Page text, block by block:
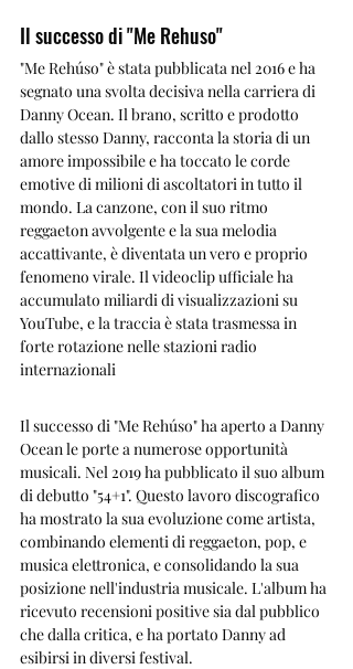
Il successo di "Me Rehuso"
"Me Rehúso" è stata pubblicata nel 2016 e ha
segnato una svolta decisiva nella carriera di
Danny Ocean. Il brano, scritto e prodotto
dallo stesso Danny, racconta la storia di un
amore impossibile e ha toccato le corde
emotive di milioni di ascoltatori in tutto il
mondo. La canzone, con il suo ritmo
reggaeton avvolgente e la sua melodia
accattivante, è diventata un vero e proprio
fenomeno virale. Il videoclip ufficiale ha
accumulato miliardi di visualizzazioni su
YouTube, e la traccia è stata trasmessa in
forte rotazione nelle stazioni radio
internazionali
Il successo di "Me Rehúso" ha aperto a Danny
Ocean le porte a numerose opportunità
musicali. Nel 2019 ha pubblicato il suo album
di debutto "54+1". Questo lavoro discografico
ha mostrato la sua evoluzione come artista,
combinando elementi di reggaeton, pop, e
musica elettronica, e consolidando la sua
posizione nell'industria musicale. L'album ha
ricevuto recensioni positive sia dal pubblico
che dalla critica, e ha portato Danny ad
esibirsi in diversi festival.